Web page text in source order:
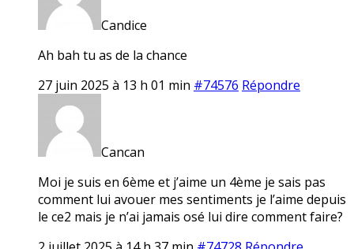
Candice
Ah bah tu as de la chance
27 juin 2025 à 13 h 01 min #74576 Répondre
Cancan
Moi je suis en 6ème et j’aime un 4ème je sais pas
comment lui avouer mes sentiments je l’aime depuis
le ce2 mais je n’ai jamais osé lui dire comment faire?